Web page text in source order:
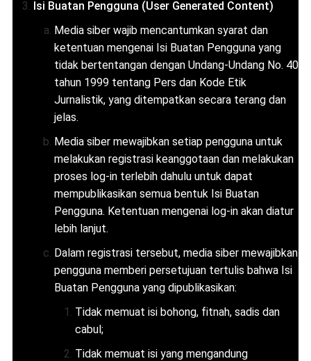
Isi Buatan Pengguna (User Generated Content)
Media siber wajib mencantumkan syarat dan
ketentuan mengenai Isi Buatan Pengguna yang
tidak bertentangan dengan Undang-Undang No. 40
tahun 1999 tentang Pers dan Kode Etik
Jurnalistik, yang ditempatkan secara terang dan
jelas.
Media siber mewajibkan setiap pengguna untuk
melakukan registrasi keanggotaan dan melakukan
proses log-in terlebih dahulu untuk dapat
mempublikasikan semua bentuk Isi Buatan
Pengguna. Ketentuan mengenai log-in akan diatur
lebih lanjut.
Dalam registrasi tersebut, media siber mewajibkan
pengguna memberi persetujuan tertulis bahwa Isi
Buatan Pengguna yang dipublikasikan:
Tidak memuat isi bohong, fitnah, sadis dan
cabul;
Tidak memuat isi yang mengandung